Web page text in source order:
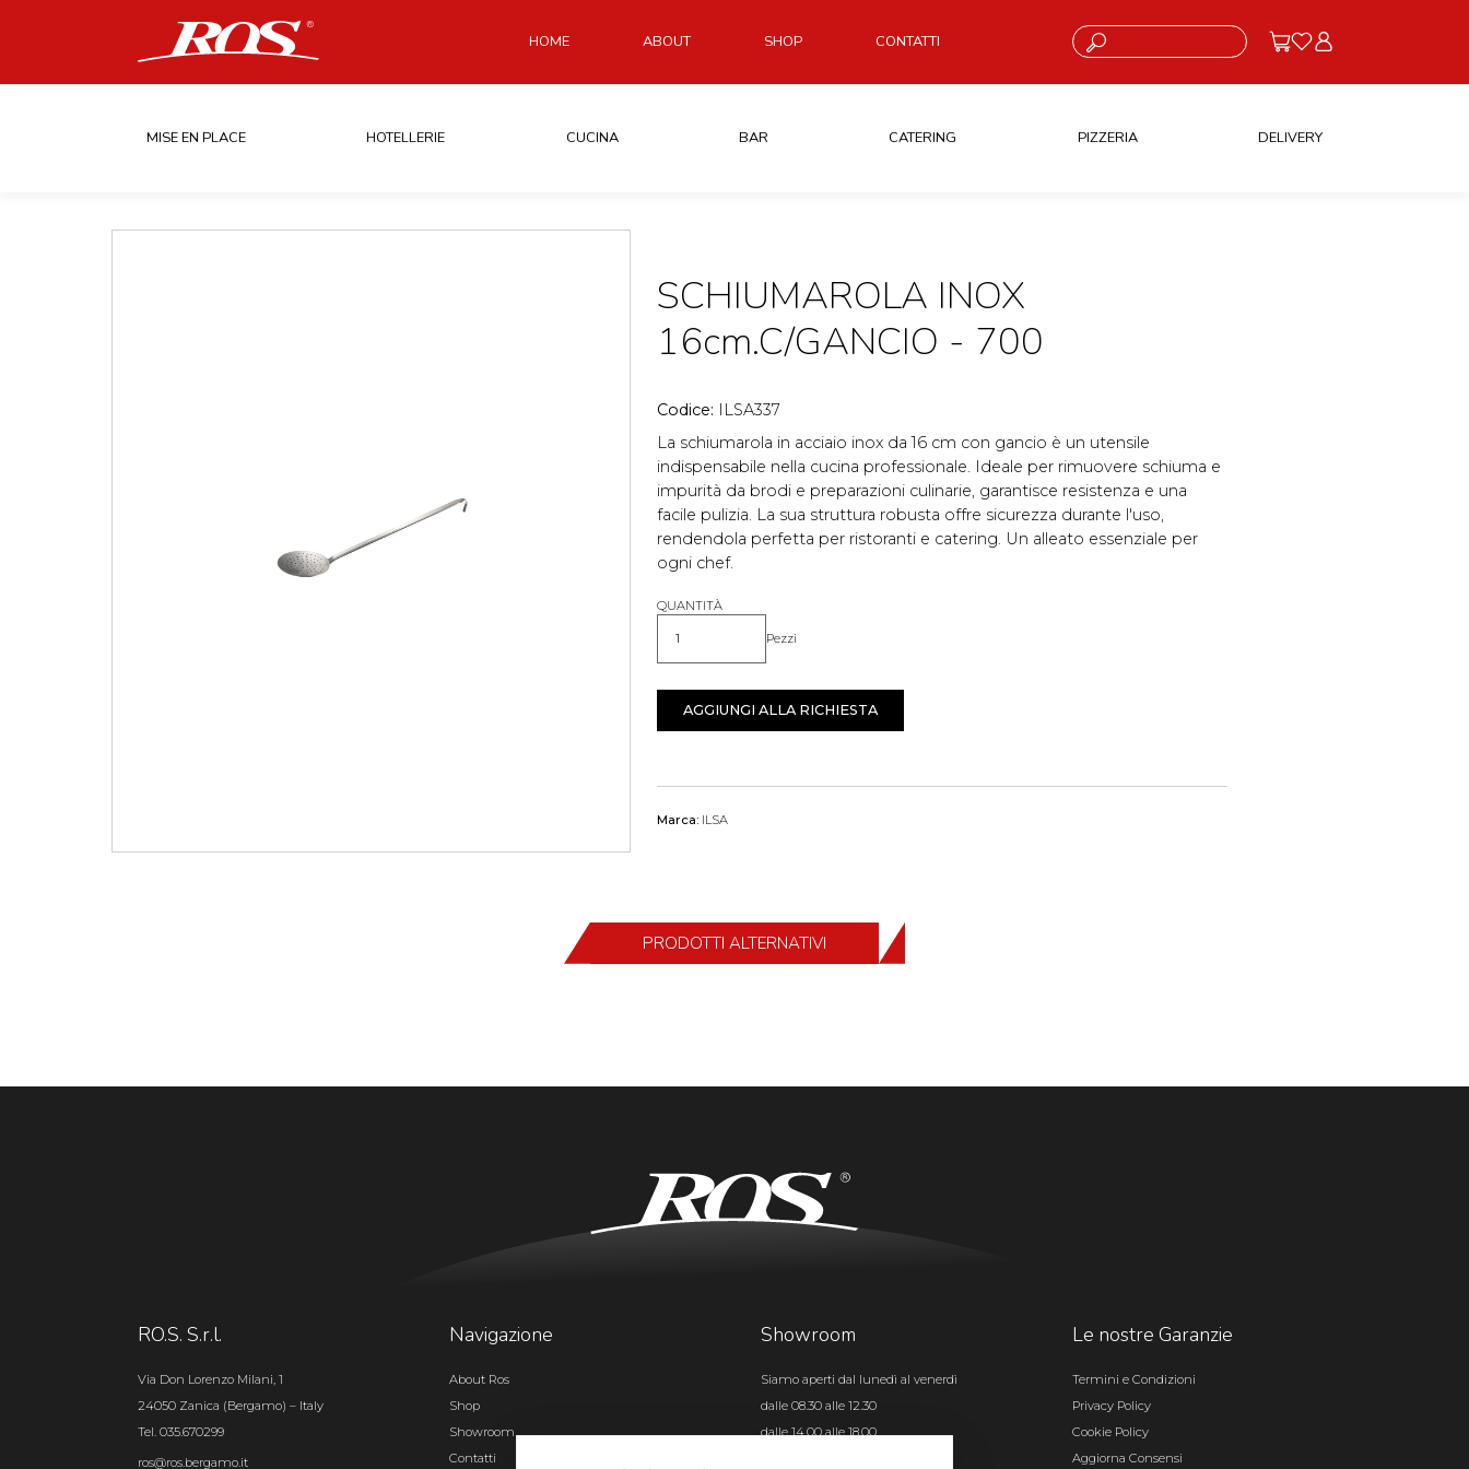
HOME ABOUT SHOP CONTATTI Cosa stai cercando?
MISE EN PLACE HOTELLERIE CUCINA BAR CATERING PIZZERIA DELIVERY
SCHIUMAROLA INOX
16cm.C/GANCIO - 700
Codice: ILSA337
La schiumarola in acciaio inox da 16 cm con gancio è un utensile
indispensabile nella cucina professionale. Ideale per rimuovere schiuma e
impurità da brodi e preparazioni culinarie, garantisce resistenza e una
facile pulizia. La sua struttura robusta offre sicurezza durante l'uso,
rendendola perfetta per ristoranti e catering. Un alleato essenziale per
ogni chef.
QUANTITÀ
Quantità Pezzi
AGGIUNGI ALLA RICHIESTA
Marca: ILSA
PRODOTTI ALTERNATIVI
RO.S. S.r.l.
Via Don Lorenzo Milani, 1
24050 Zanica (Bergamo) – Italy
Tel. 035.670299
ros@ros.bergamo.it
Navigazione
About Ros
Shop
Showroom
Contatti
Showroom
Siamo aperti dal lunedì al venerdì
dalle 08.30 alle 12.30
dalle 14.00 alle 18.00
Le nostre Garanzie
Termini e Condizioni
Privacy Policy
Cookie Policy
Aggiorna Consensi